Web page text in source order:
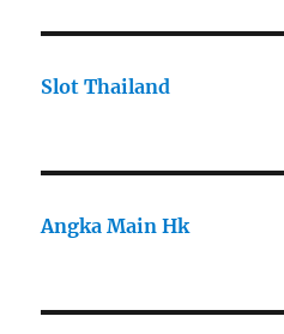
Slot Thailand
Angka Main Hk